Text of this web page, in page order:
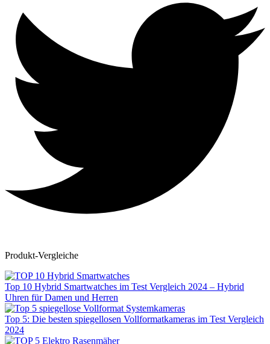
Produkt-Vergleiche
Top 10 Hybrid Smartwatches im Test Vergleich 2024 – Hybrid
Uhren für Damen und Herren
Top 5: Die besten spiegellosen Vollformatkameras im Test Vergleich
2024